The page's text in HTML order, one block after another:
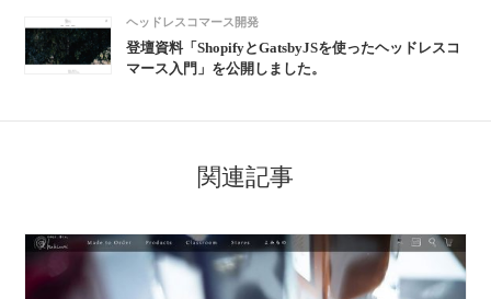
ヘッドレスコマース開発
登壇資料「ShopifyとGatsbyJSを使ったヘッドレスコ
マース入門」を公開しました。
関連記事